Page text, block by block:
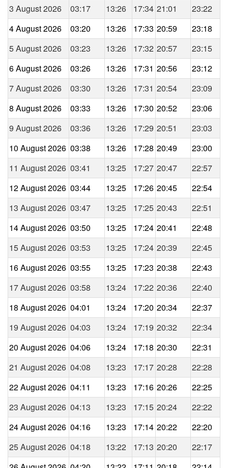
3 August 2026
03:17 13:26 17:34 21:01
23:22
4 August 2026
03:20 13:26 17:33 20:59
23:18
5 August 2026
03:23 13:26 17:32 20:57
23:15
6 August 2026
03:26 13:26 17:31 20:56
23:12
7 August 2026
03:30 13:26 17:31 20:54
23:09
8 August 2026
03:33 13:26 17:30 20:52
23:06
9 August 2026
03:36 13:26 17:29 20:51
23:03
10 August 2026 03:38 13:26 17:28 20:49
23:00
11 August 2026 03:41 13:25 17:27 20:47
22:57
12 August 2026 03:44 13:25 17:26 20:45
22:54
13 August 2026 03:47 13:25 17:25 20:43
22:51
14 August 2026 03:50 13:25 17:24 20:41
22:48
15 August 2026 03:53 13:25 17:24 20:39
22:45
16 August 2026 03:55 13:25 17:23 20:38
22:43
17 August 2026 03:58 13:24 17:22 20:36
22:40
18 August 2026 04:01 13:24 17:20 20:34
22:37
19 August 2026 04:03 13:24 17:19 20:32
22:34
20 August 2026 04:06 13:24 17:18 20:30
22:31
21 August 2026 04:08 13:23 17:17 20:28
22:28
22 August 2026 04:11 13:23 17:16 20:26
22:25
23 August 2026 04:13 13:23 17:15 20:24
22:22
24 August 2026 04:16 13:23 17:14 20:22
22:20
25 August 2026 04:18 13:22 17:13 20:20
22:17